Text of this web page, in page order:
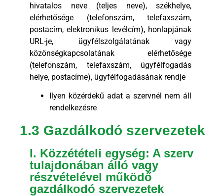
hivatalos neve (teljes neve), székhelye,
elérhetősége (telefonszám, telefaxszám,
postacím, elektronikus levélcím), honlapjának
URL-je, ügyfélszolgálatának vagy
közönségkapcsolatának elérhetősége
(telefonszám, telefaxszám, ügyfélfogadás
helye, postacíme), ügyfélfogadásának rendje
Ilyen közérdekű adat a szervnél nem áll
rendelkezésre
1.3 Gazdálkodó szervezetek
I. Közzétételi egység: A szerv
tulajdonában álló vagy
részvételével működő
gazdálkodó szervezetek